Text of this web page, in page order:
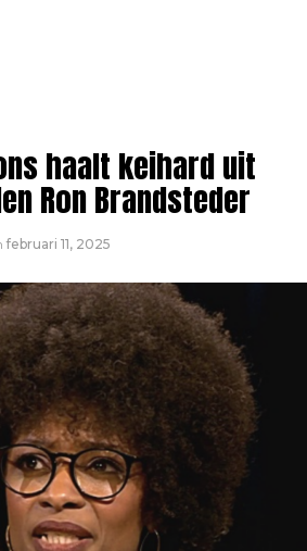
haalt keihard uit
Ron Brandsteder
februari 11, 2025